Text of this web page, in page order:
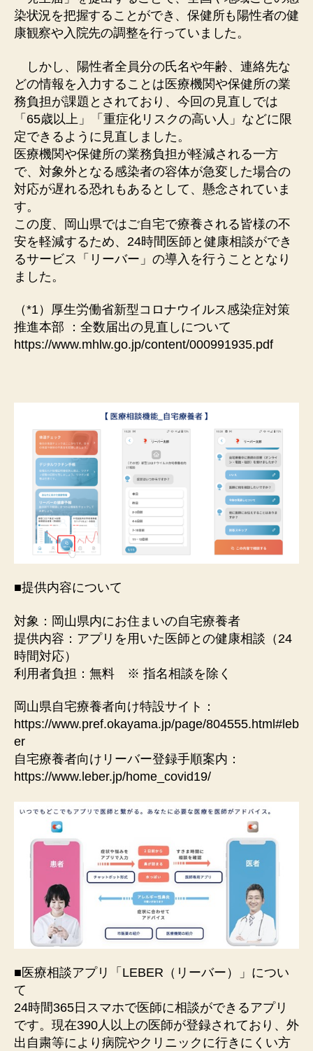
染状況を把握することができ、保健所も陽性者の健
康観察や入院先の調整を行っていました。
しかし、陽性者全員分の氏名や年齢、連絡先な
どの情報を入力することは医療機関や保健所の業
務負担が課題とされており、今回の見直しでは
「65歳以上」「重症化リスクの高い人」などに限
定できるように見直しました。
医療機関や保健所の業務負担が軽減される一方
で、対象外となる感染者の容体が急変した場合の
対応が遅れる恐れもあるとして、懸念されていま
す。
この度、岡山県ではご自宅で療養される皆様の不
安を軽減するため、24時間医師と健康相談ができ
るサービス「リーバー」の導入を行うこととなり
ました。
（*1）厚生労働省新型コロナウイルス感染症対策
推進本部 ：全数届出の見直しについて
https://www.mhlw.go.jp/content/000991935.pdf
■提供内容について
対象：岡山県内にお住まいの自宅療養者
提供内容：アプリを用いた医師との健康相談（24
時間対応）
利用者負担：無料 ※ 指名相談を除く
岡山県自宅療養者向け特設サイト：
https://www.pref.okayama.jp/page/804555.html#leb
er
自宅療養者向けリーバー登録手順案内：
https://www.leber.jp/home_covid19/
■医療相談アプリ「LEBER（リーバー）」につい
て
24時間365⽇スマホで医師に相談ができるアプリ
です。現在390⼈以上の医師が登録されており、外
出⾃粛等により病院やクリニックに⾏きにくい⽅